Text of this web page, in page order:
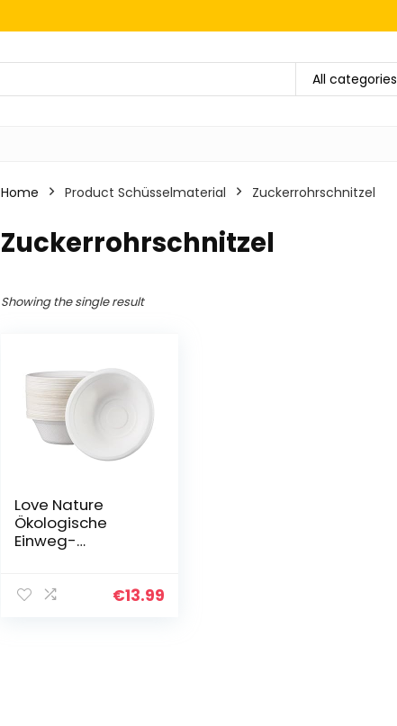
All categories
Home Product Schüsselmaterial ‎Zuckerrohrschnitzel
‎Zuckerrohrschnitzel
Showing the single result
Love Nature
Ökologische
Einweg-
suppenschalen
€13.99